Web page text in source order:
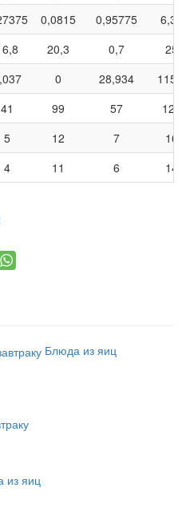
0,0815 0,95775
20,3 0,7
252
0 28,934
41 99 57
5 12 7
162
4 11 6 148
Блюда из яиц
из яиц